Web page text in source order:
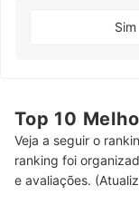
Sim
Top 10
Veja a seguir o
ranking foi
e avaliações.